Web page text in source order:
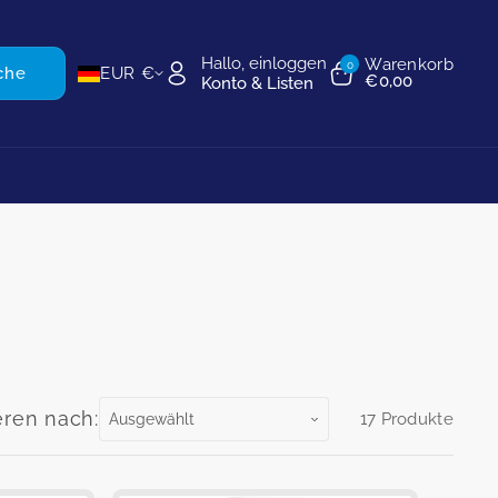
EUR €
Hallo, einloggen
Konto & Listen
0
Warenkorb
€0,00
nach: 17 Produkte